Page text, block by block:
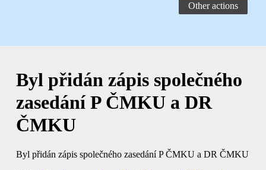
Other actions
Byl přidán zápis společného
zasedání P ČMKU a DR
ČMKU
Byl přidán zápis společného zasedání P ČMKU a DR ČMKU